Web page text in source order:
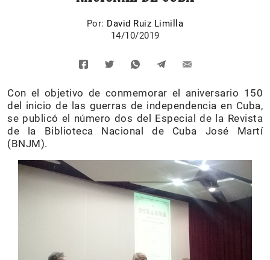
Por: David Ruiz Limilla
14/10/2019
Con el objetivo de conmemorar el aniversario 150
del inicio de las guerras de independencia en Cuba,
se publicó el número dos del Especial de la Revista
de la Biblioteca Nacional de Cuba José Martí
(BNJM).